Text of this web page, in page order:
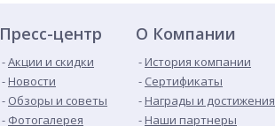
Пресс-центр
Акции и скидки
Новости
Обзоры и советы
Фотогалерея
О Компании
История компании
Сертификаты
Награды и достижения
Наши партнеры